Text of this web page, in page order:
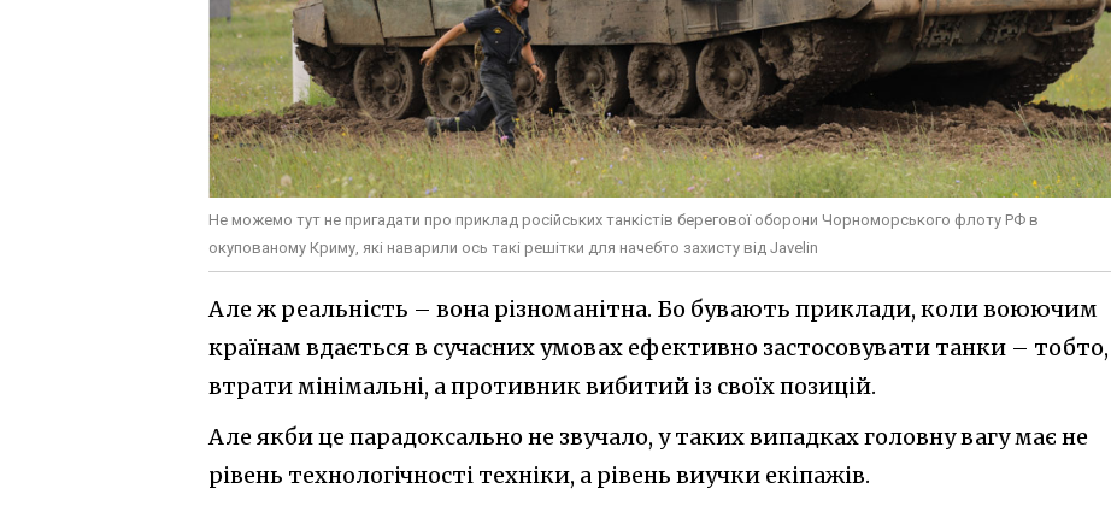
Не можемо тут не пригадати про приклад російських танкістів берегової оборони Чорноморського флоту РФ в
окупованому Криму, які наварили ось такі решітки для начебто захисту від Javelin
Але ж реальність – вона різноманітна. Бо бувають приклади, коли воюючим
країнам вдається в сучасних умовах ефективно застосовувати танки – тобто,
втрати мінімальні, а противник вибитий із своїх позицій.
Але якби це парадоксально не звучало, у таких випадках головну вагу має не
рівень технологічності техніки, а рівень виучки екіпажів.